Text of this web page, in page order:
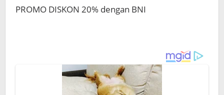
PROMO DISKON 20% dengan BNI